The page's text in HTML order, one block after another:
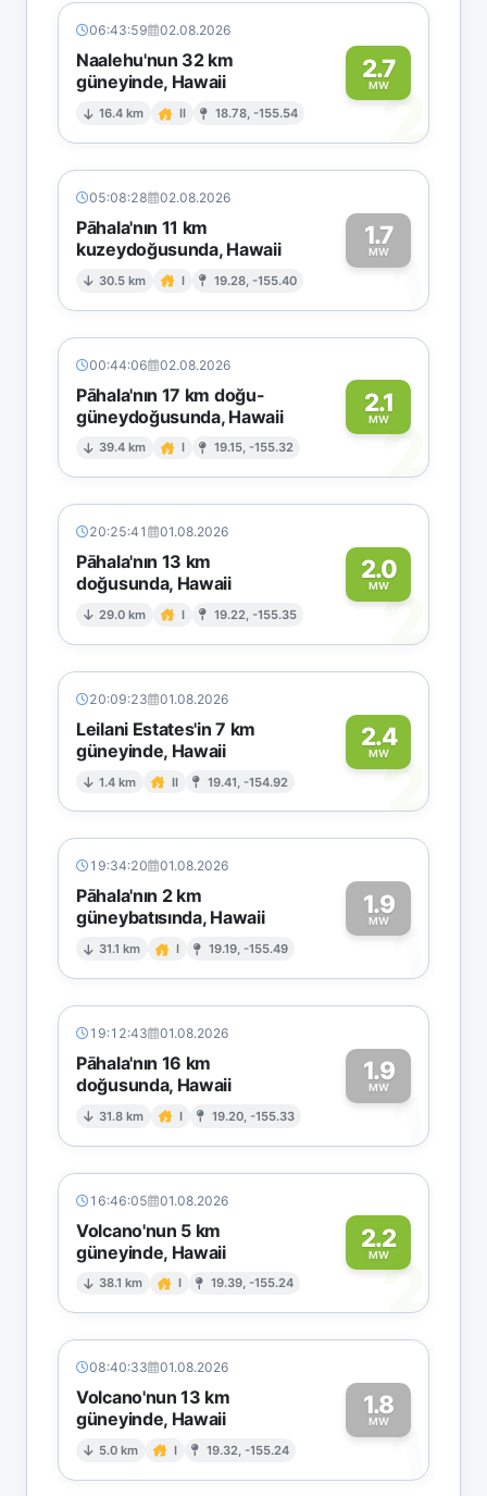
06:43:59 02.08.2026
Naalehu'nun 32 km
güneyinde, Hawaii
16.4 km II 18.78, -155.54
2.7
MW2
05:08:28 02.08.2026
Pāhala'nın 11 km
kuzeydoğusunda, Hawaii
30.5 km I 19.28, -155.40
1.7
MW1
00:44:06 02.08.2026
Pāhala'nın 17 km doğu-
güneydoğusunda, Hawaii
39.4 km I 19.15, -155.32
2.1
MW2
20:25:41 01.08.2026
Pāhala'nın 13 km
doğusunda, Hawaii
29.0 km I 19.22, -155.35
2.0
MW
2
20:09:23 01.08.2026
Leilani Estates'in 7 km
güneyinde, Hawaii
1.4 km II 19.41, -154.92
2.4
MW2
19:34:20 01.08.2026
Pāhala'nın 2 km
güneybatısında, Hawaii
31.1 km I 19.19, -155.49
1.9
MW1
19:12:43 01.08.2026
Pāhala'nın 16 km
doğusunda, Hawaii
31.8 km I 19.20, -155.33
1.9
MW1
16:46:05 01.08.2026
Volcano'nun 5 km
güneyinde, Hawaii
38.1 km I 19.39, -155.24
2.2
MW2
08:40:33 01.08.2026
Volcano'nun 13 km
güneyinde, Hawaii
5.0 km I 19.32, -155.24
1.8
MW1